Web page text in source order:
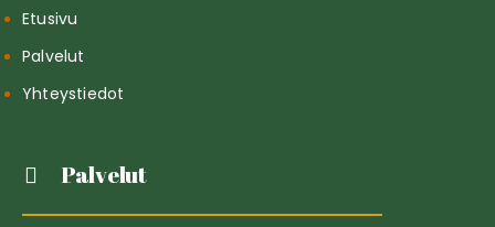
Etusivu
Palvelut
Yhteystiedot
Palvelut